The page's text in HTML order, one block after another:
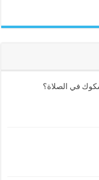
في الصلاة؟